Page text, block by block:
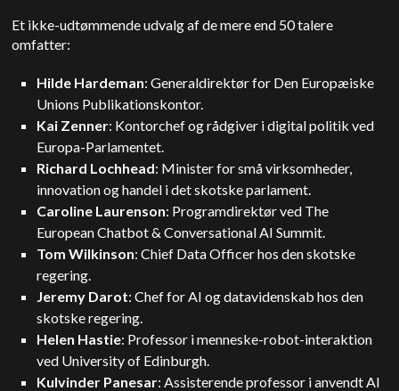
Et ikke-udtømmende udvalg af de mere end 50 talere
omfatter:
Hilde Hardeman: Generaldirektør for Den Europæiske
Unions Publikationskontor.
Kai Zenner: Kontorchef og rådgiver i digital politik ved
Europa-Parlamentet.
Richard Lochhead: Minister for små virksomheder,
innovation og handel i det skotske parlament.
Caroline Laurenson: Programdirektør ved The
European Chatbot & Conversational AI Summit.
Tom Wilkinson: Chief Data Officer hos den skotske
regering.
Jeremy Darot: Chef for AI og datavidenskab hos den
skotske regering.
Helen Hastie: Professor i menneske-robot-interaktion
ved University of Edinburgh.
Kulvinder Panesar: Assisterende professor i anvendt AI